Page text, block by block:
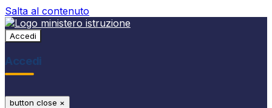
Salta al contenuto
Accedi
Accedi
button close ×